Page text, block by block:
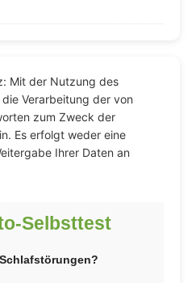
Mit der Nutzung des
Verarbeitung der von
zum Zweck der
Es erfolgt weder eine
Ihrer Daten an
Selbsttest